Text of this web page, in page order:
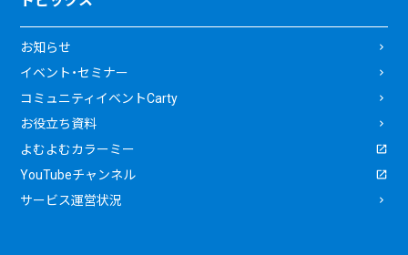
お知らせ
イベント・セミナー
コミュニティイベントCarty
お役立ち資料
よむよむカラーミー
YouTubeチャンネル
サービス運営状況